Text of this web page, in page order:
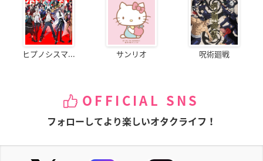
ヒプノシスマ... サンリオ 呪術廻戦
OFFICIAL SNS
フォローしてより楽しいオタクライフ！